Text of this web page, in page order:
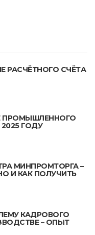
РАСЧЁТНОГО СЧЁТА
ПРОМЫШЛЕННОГО
ГОДУ
МИНПРОМТОРГА –
И КАК ПОЛУЧИТЬ
КАДРОВОГО
– ОПЫТ